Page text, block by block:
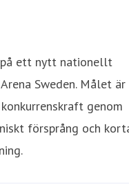
ett nytt nationellt
Sweden. Målet är
genom
försprång och